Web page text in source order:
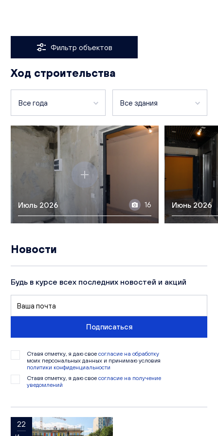
Фильтр объектов
Культура и отдых
Ход строительства
Все года Все здания
Чистопрудненская, д. 17
Чистопрудненская, д. 11
Чистопрудненская, д. 13а
Чистопрудненская, д. 13
Июль 2026 16 Июнь 2026
Новости
Будь в курсе всех последних новостей и акций
Подписаться
Ставя отметку, я даю свое согласие на обработку
моих персональных данных и принимаю условия
политики конфиденциальности
Ставя отметку, я даю свое согласие на получение
уведомлений
22